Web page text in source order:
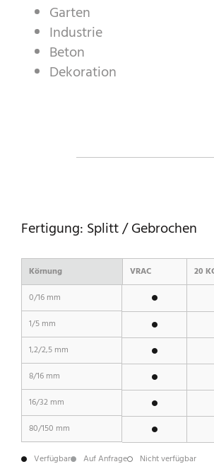
Garten
Industrie
Beton
Dekoration
Fertigung: Splitt / Gebrochen
Körnung VRAC
20
0/16 mm
1/5 mm
1,2/2,5 mm
8/16 mm
16/32 mm
80/150 mm
Verfügbar Auf Anfrage Nicht verfügbar